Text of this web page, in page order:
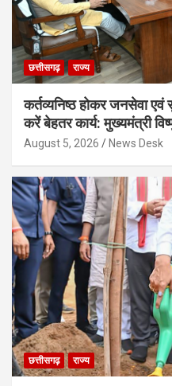
छत्तीसगढ़ राज्य
कर्तव्यनिष्ठ होकर जनसेवा
करें बेहतर कार्य: मुख्यमंत्री
August 5, 2026 News Desk
छत्तीसगढ़ राज्य